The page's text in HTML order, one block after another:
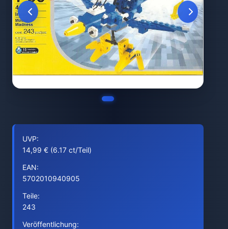
UVP:
14,99 € (6.17 ct/Teil)
EAN:
5702010940905
Teile:
243
Veröffentlichung: